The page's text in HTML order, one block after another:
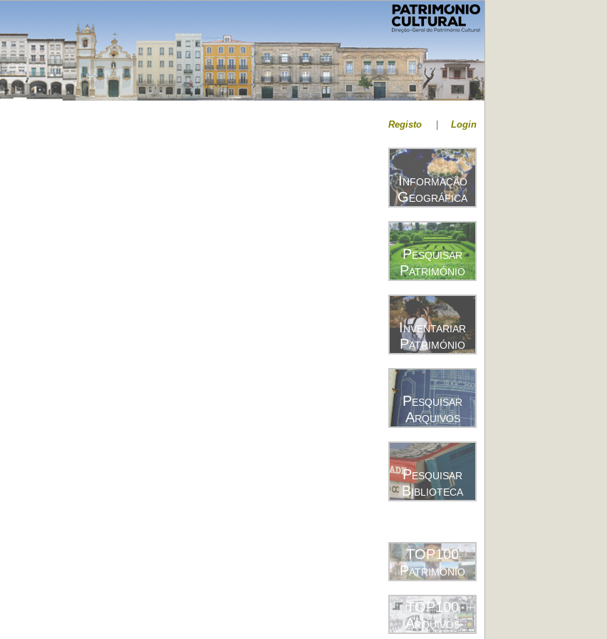
Registo Login
Informação
Geográfica
Pesquisar
Património
Inventariar
Património
Pesquisar
Arquivos
Pesquisar
Biblioteca
TOP100
Património
TOP100
Arquivos